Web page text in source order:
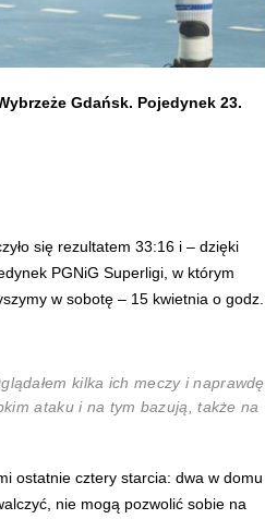
Gdańsk. Pojedynek 23.
się rezultatem 33:16 i – dzięki
PGNiG Superligi, w którym
w sobotę – 15 kwietnia o godz.
kilka ich meczy i naprawdę
ataku i na tym bazują, także na
ostatnie cztery starcia: dwa w domu
nie mogą pozwolić sobie na